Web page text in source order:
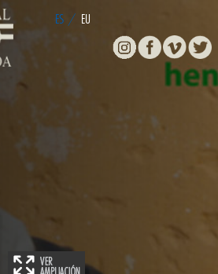
ES / EU